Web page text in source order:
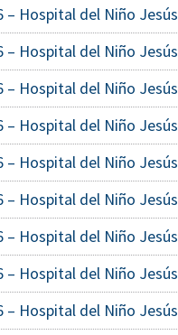
– Hospital del Niño Jesús
– Hospital del Niño Jesús
– Hospital del Niño Jesús
– Hospital del Niño Jesús
– Hospital del Niño Jesús
– Hospital del Niño Jesús
– Hospital del Niño Jesús
– Hospital del Niño Jesús
– Hospital del Niño Jesús